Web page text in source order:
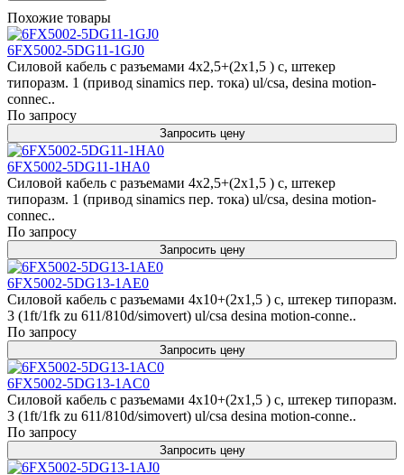
Похожие товары
6FX5002-5DG11-1GJ0
Силовой кабель с разъемами 4x2,5+(2x1,5 ) c, штекер
типоразм. 1 (привод sinamics пер. тока) ul/csa, desina motion-
connec..
По запросу
Запросить цену
6FX5002-5DG11-1HA0
Силовой кабель с разъемами 4x2,5+(2x1,5 ) c, штекер
типоразм. 1 (привод sinamics пер. тока) ul/csa, desina motion-
connec..
По запросу
Запросить цену
6FX5002-5DG13-1AE0
Силовой кабель с разъемами 4x10+(2x1,5 ) c, штекер типоразм.
3 (1ft/1fk zu 611/810d/simovert) ul/csa desina motion-conne..
По запросу
Запросить цену
6FX5002-5DG13-1AC0
Силовой кабель с разъемами 4x10+(2x1,5 ) c, штекер типоразм.
3 (1ft/1fk zu 611/810d/simovert) ul/csa desina motion-conne..
По запросу
Запросить цену